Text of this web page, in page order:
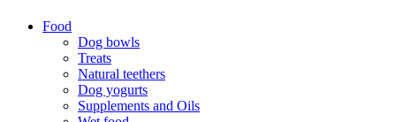
Food
Dog bowls
Treats
Natural teethers
Dog yogurts
Supplements and Oils